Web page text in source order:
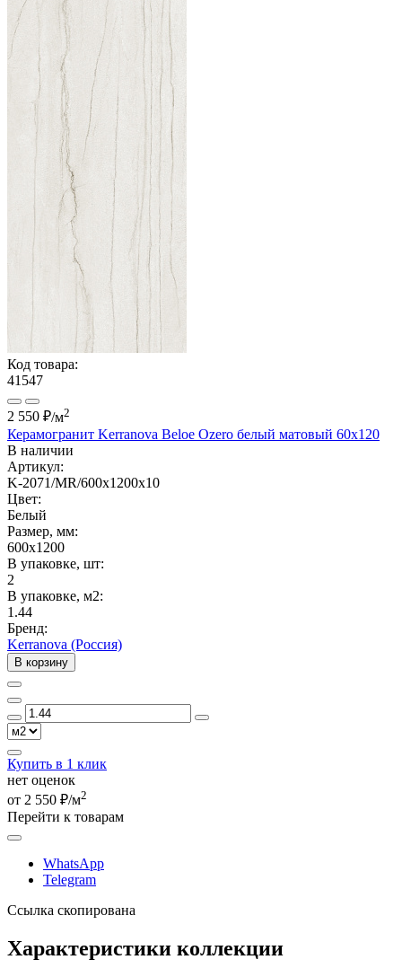
Код товара:
41547
2 550 ₽/м2
Керамогранит Kerranova Beloe Ozero белый матовый 60x120
В наличии
Артикул:
K-2071/MR/600x1200x10
Цвет:
Белый
Размер, мм:
600x1200
В упаковке, шт:
2
В упаковке, м2:
1.44
Бренд:
Kerranova (Россия)
В корзину
Купить в 1 клик
нет оценок
от 2 550 ₽/м2
Перейти к товарам
WhatsApp
Telegram
Ссылка скопирована
Характеристики коллекции